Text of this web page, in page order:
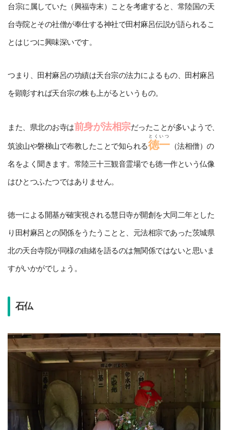
台宗に属していた（興福寺末）ことを考慮すると、常陸国の天
台寺院とその社僧が奉仕する神社で田村麻呂伝説が語られるこ
とはじつに興味深いです。
つまり、田村麻呂の功績は天台宗の法力によるもの、田村麻呂
を顕彰すれば天台宗の株も上がるというもの。
また、県北のお寺は前身が法相宗だったことが多いようで、
筑波山や磐梯山で布教したことで知られる徳一
とくいつ
（法相僧）の
名をよく聞きます。常陸三十三観音霊場でも徳一作という仏像
はひとつふたつではありません。
徳一による開基が確実視される慧日寺が開創を大同二年とした
り田村麻呂との関係をうたうことと、元法相宗であった茨城県
北の天台寺院が同様の由緒を語るのは無関係ではないと思いま
すがいかがでしょう。
石仏